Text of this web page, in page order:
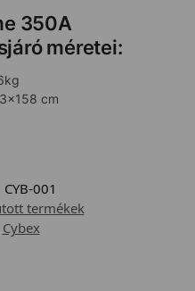
350A
méretei:
cm
CYB-001
termékek
Cybex